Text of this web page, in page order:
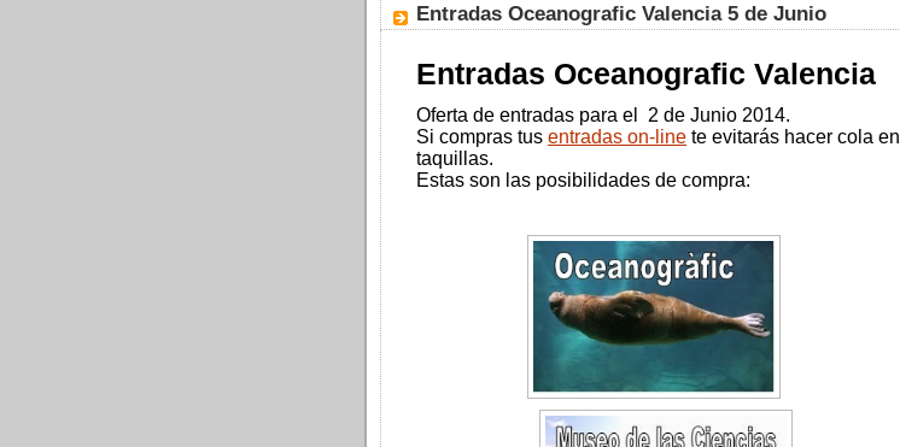
Entradas Oceanografic Valencia 5 de Junio
Entradas Oceanografic Valencia
Oferta de entradas para el 2 de Junio 2014.
Si compras tus entradas on-line te evitarás hacer cola en
taquillas.
Estas son las posibilidades de compra: